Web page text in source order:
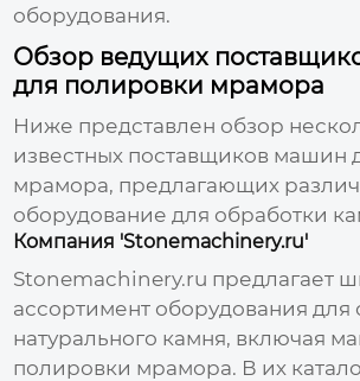
оборудования.
Обзор ведущих
для полировки мрамора
Ниже представлен обзор
известных поставщиков машин
мрамора, предлагающих
оборудование для обработки
Компания 'Stonemachinery.ru'
Stonemachinery.ru предлагает
ассортимент оборудования для
натурального камня, включая
полировки мрамора. В их